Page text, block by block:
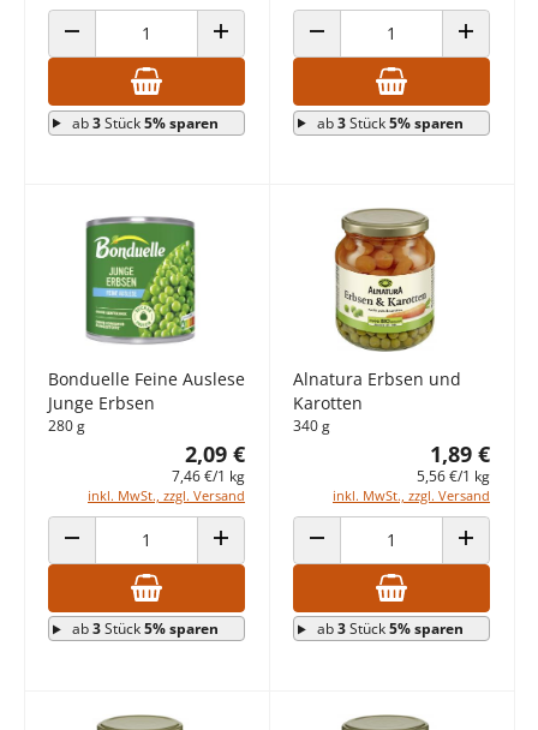
ANZAHL VERRINGERN ANZAHL ERHÖHEN
ab3Stück5% sparen
ANZAHL VERRINGERN ANZAHL
ab3Stück5% sparen
Bonduelle Feine Auslese
Junge Erbsen
280 g
2,09 €
7,46 €/1 kg
inkl. MwSt., zzgl. Versand
ANZAHL VERRINGERN ANZAHL ERHÖHEN
ab3Stück5% sparen
Alnatura Erbsen und
Karotten
340 g
1,89 €
5,56 €/1 kg
inkl. MwSt., zzgl. Versand
ANZAHL VERRINGERN ANZAHL
ab3Stück5% sparen